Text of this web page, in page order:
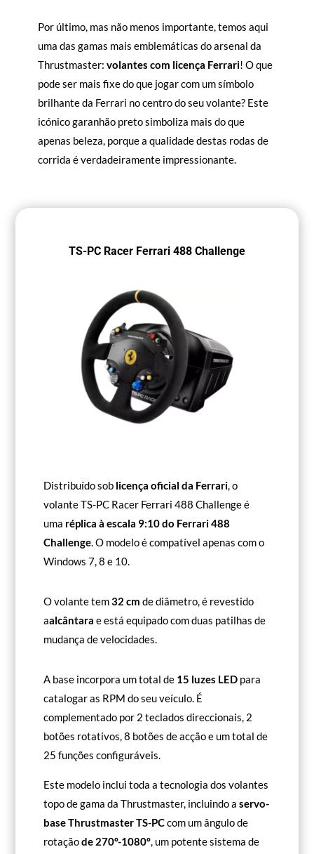
Por último, mas não menos importante, temos aqui
uma das gamas mais emblemáticas do arsenal da
Thrustmaster: volantes com licença Ferrari! O que
pode ser mais fixe do que jogar com um símbolo
brilhante da Ferrari no centro do seu volante? Este
icónico garanhão preto simboliza mais do que
apenas beleza, porque a qualidade destas rodas de
corrida é verdadeiramente impressionante.
TS-PC Racer Ferrari 488 Challenge
Distribuído sob licença oficial da Ferrari, o
volante TS-PC Racer Ferrari 488 Challenge é
uma réplica à escala 9:10 do Ferrari 488
Challenge. O modelo é compatível apenas com o
Windows 7, 8 e 10.
O volante tem32 cm de diâmetro, é revestido
aalcântara e está equipado com duas patilhas de
mudança de velocidades.
A base incorpora um total de 15 luzes LED para
catalogar as RPM do seu veículo. É
complementado por 2 teclados direccionais, 2
botões rotativos, 8 botões de acção e um total de
25 funções configuráveis.
Este modelo inclui toda a tecnologia dos volantes
topo de gama da Thrustmaster, incluindo aservo-
base Thrustmaster TS-PCcom um ângulo de
rotaçãode 270º-1080º, um potente sistema de